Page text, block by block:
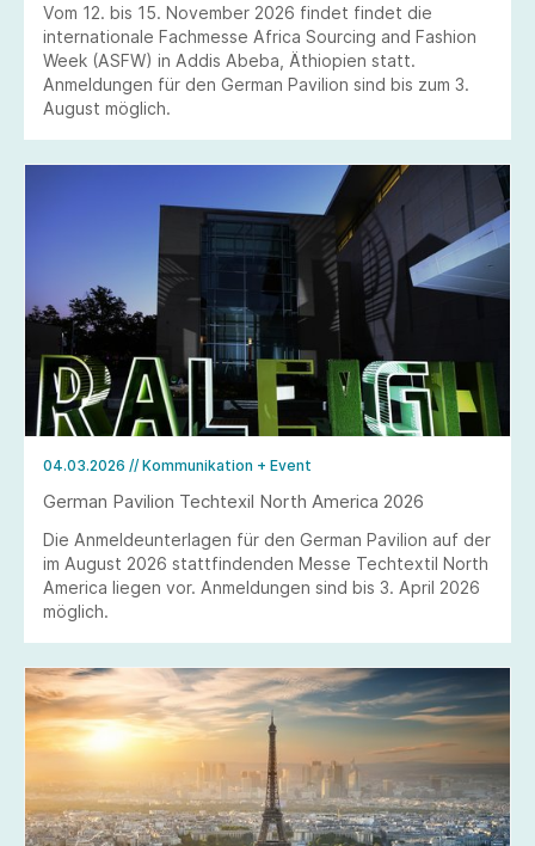
Vom 12. bis 15. November 2026 findet findet die
internationale Fachmesse Africa Sourcing and Fashion
Week (ASFW) in Addis Abeba, Äthiopien statt.
Anmeldungen für den German Pavilion sind bis zum 3.
August möglich.
04.03.2026 // Kommunikation + Event
German Pavilion Techtexil North America 2026
Die Anmeldeunterlagen für den German Pavilion auf der
im August 2026 stattfindenden Messe Techtextil North
America liegen vor. Anmeldungen sind bis 3. April 2026
möglich.